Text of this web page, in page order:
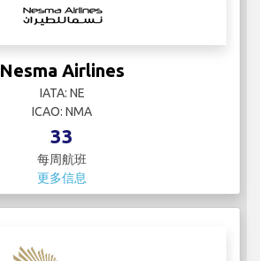
Nesma Airlines
IATA: NE
ICAO: NMA
33
每周航班
更多信息